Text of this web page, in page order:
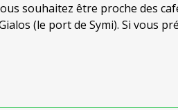
souhaitez être proche des
(le port de Symi). Si vous
son emplacement exact et les